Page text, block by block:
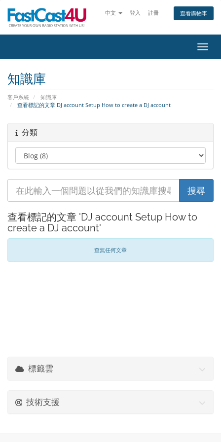
中文 登入 註冊 查看購物車
切換
知識庫
客戶系統
知識庫
查看標記的文章 DJ account Setup How to create a DJ account
分類
查看標記的文章 'DJ account Setup How to
create a DJ account'
查無任何文章
標籤雲
技術支援